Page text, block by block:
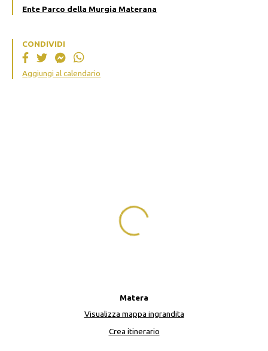
Ente Parco della Murgia Materana
CONDIVIDI
Aggiungi al calendario
Matera
Visualizza mappa ingrandita
Crea itinerario